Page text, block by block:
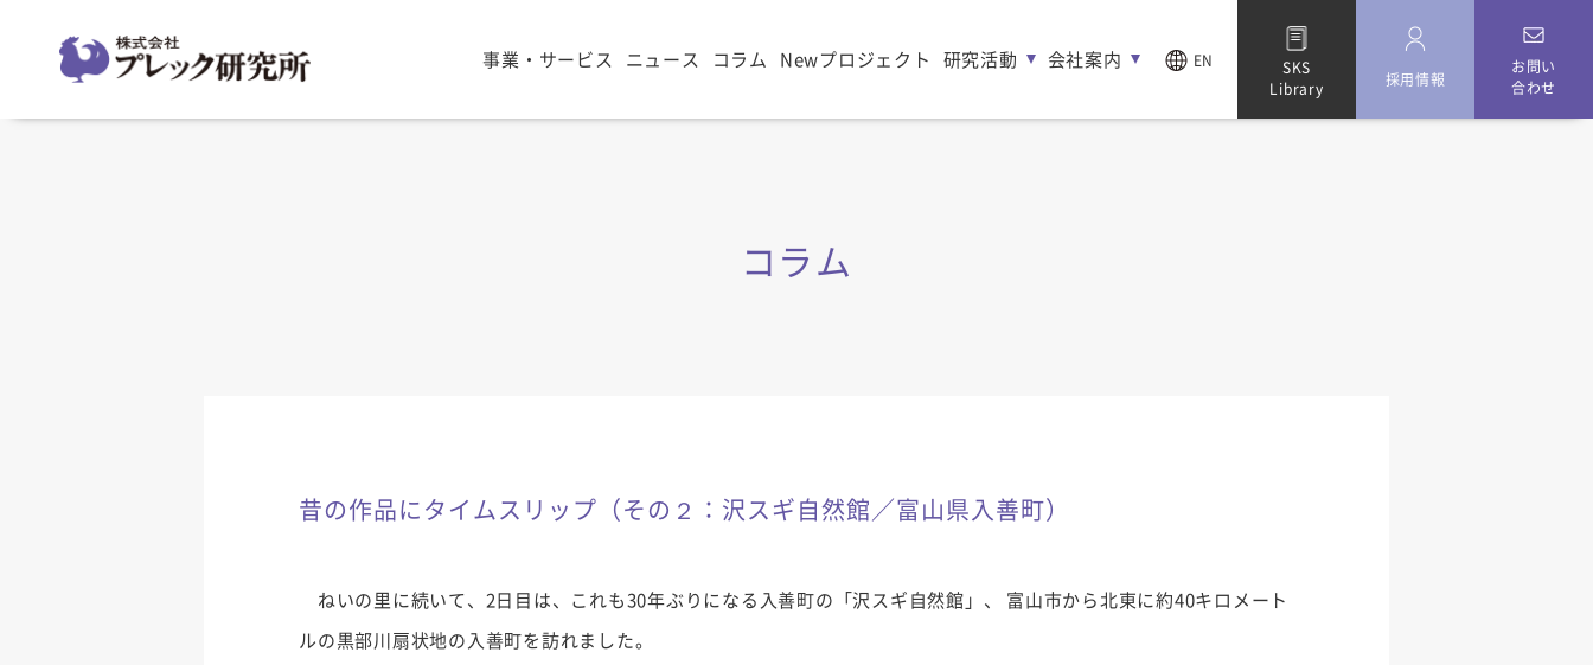
事業・サービス ニュース コラム Newプロジェクト 研究活動 会社案内 EN
SKS
Library
採用情報
お問い
合わせ
コラム
昔の作品にタイムスリップ（その２：沢スギ自然館／富山県入善町）
ねいの里に続いて、2日目は、これも30年ぶりになる入善町の「沢スギ自然館」、 富山市から北東に約40キロメート
ルの黒部川扇状地の入善町を訪れました。